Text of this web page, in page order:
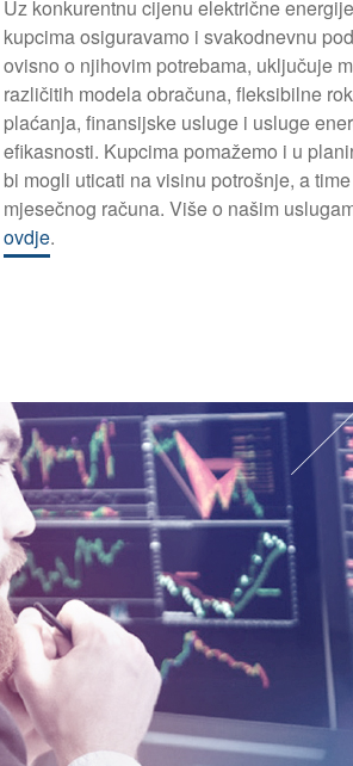
Uz konkurentnu cijenu električne
kupcima osiguravamo i svakodnevnu
ovisno o njihovim potrebama, uključuje
različitih modela obračuna, fleksibilne
plaćanja, finansijske usluge i usluge
efikasnosti. Kupcima pomažemo i u
bi mogli uticati na visinu potrošnje, a
mjesečnog računa. Više o našim
ovdje.